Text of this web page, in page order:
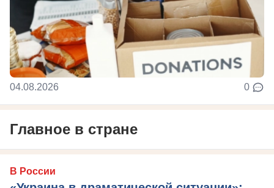
04.08.2026 0
Главное в стране
В России